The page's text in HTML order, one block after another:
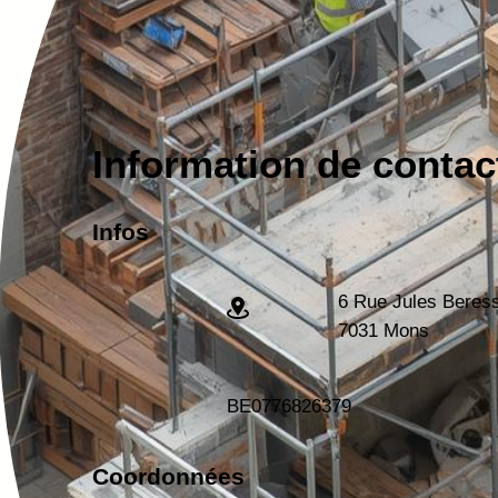
Information de
Infos
6 Rue Jules
7031 Mons
BE0776826379
Coordonnées